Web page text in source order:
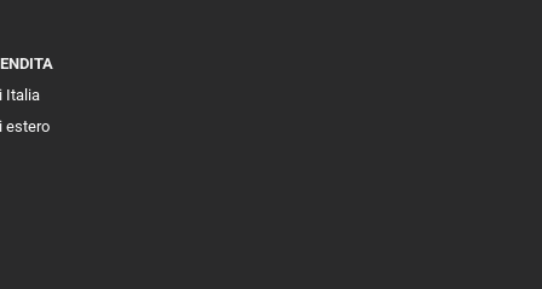
Italia
estero